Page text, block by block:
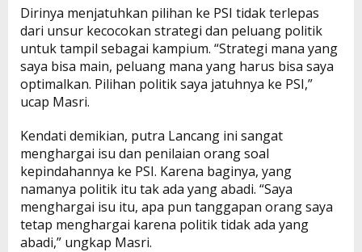
Dirinya menjatuhkan pilihan ke PSI tidak terlepas
dari unsur kecocokan strategi dan peluang politik
untuk tampil sebagai kampium. “Strategi mana yang
saya bisa main, peluang mana yang harus bisa saya
optimalkan. Pilihan politik saya jatuhnya ke PSI,”
ucap Masri.
Kendati demikian, putra Lancang ini sangat
menghargai isu dan penilaian orang soal
kepindahannya ke PSI. Karena baginya, yang
namanya politik itu tak ada yang abadi. “Saya
menghargai isu itu, apa pun tanggapan orang saya
tetap menghargai karena politik tidak ada yang
abadi,” ungkap Masri.